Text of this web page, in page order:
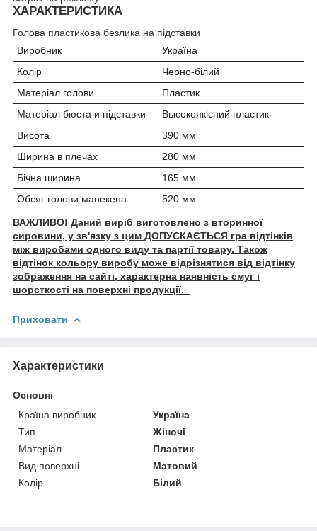
ХАРАКТЕРИСТИКА
Голова пластикова безлика на підставки
Виробник
Україна
Колір
Черно-білий
Матеріал голови
Пластик
Матеріал бюста и підставки
Высокоякісний пластик
Висота
390 мм
Ширина в плечах
280 мм
Бічна ширина
165 мм
Обсяг голови манекена
520 мм
ВАЖЛИВО! Даний виріб виготовлено з вторинної
сировини, у зв'язку з цим ДОПУСКАЄТЬСЯ гра відтінків
між виробами одного виду та партії товару. Також
відтінок кольору виробу може відрізнятися від відтінку
зображення на сайті, характерна наявність смуг і
шорсткості на поверхні продукції.
Приховати
Характеристики
Основні
Країна виробник
Україна
Тип
Жіночі
Матеріал
Пластик
Вид поверхні
Матовий
Колір
Білий